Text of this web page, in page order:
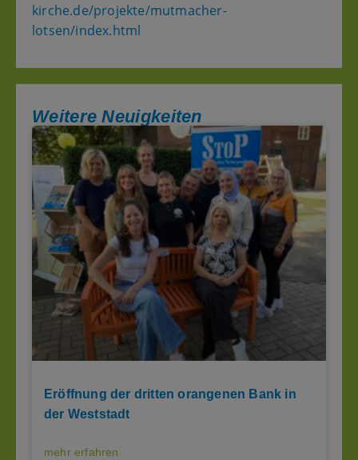
kirche.de/projekte/mutmacher-
lotsen/index.html
Weitere Neuigkeiten
Eröffnung der dritten orangenen Bank in
der Weststadt
mehr erfahren